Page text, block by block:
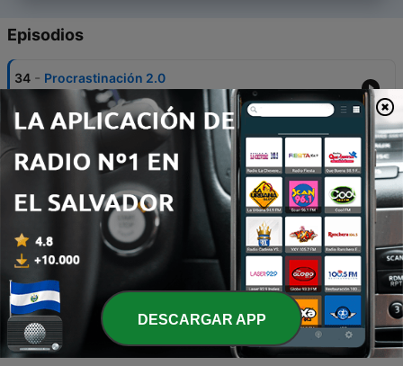
Episodios
34 - Procrastinación 2.0
15 feb. 2023
33 Sobre la procrastinación
02 feb. 2023
32 Mi experiencia con las bebidas gaseosas
28 ene. 2023
31 - Constancia y perseverancia en la vida
26 ene. 2023
30 - El mito detrás de dar 10000 pasos al día
25 ene. 2023
DESCARGAR APP